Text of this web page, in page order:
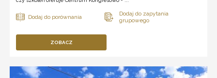
ZOBACZ